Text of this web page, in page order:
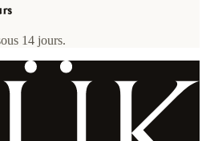
14 jours.